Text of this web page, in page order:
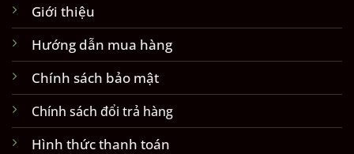
Giới thiệu
Hướng dẫn mua hàng
Chính sách bảo mật
Chính sách đổi trả hàng
Hình thức thanh toán